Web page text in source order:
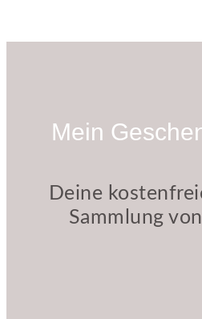
Mein
Deine
Sammlung